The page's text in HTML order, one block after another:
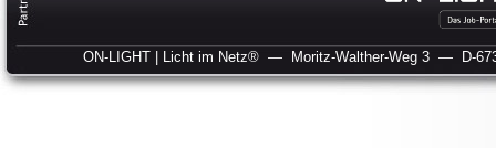
ON-LIGHT | Licht im Netz® — Moritz-Walther-Weg 3 — D-